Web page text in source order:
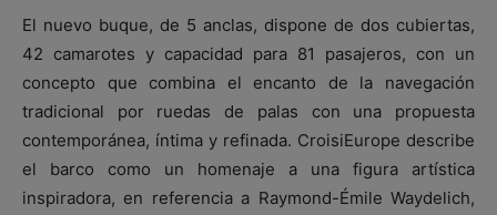
El nuevo buque, de 5 anclas, dispone de dos cubiertas,
42 camarotes y capacidad para 81 pasajeros, con un
concepto que combina el encanto de la navegación
tradicional por ruedas de palas con una propuesta
contemporánea, íntima y refinada. CroisiEurope describe
el barco como un homenaje a una figura artística
inspiradora, en referencia a Raymond-Émile Waydelich,